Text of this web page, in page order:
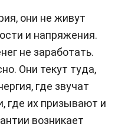
они не живут
и напряжения.
не заработать.
Они текут туда,
где звучат
где их призывают и
возникает